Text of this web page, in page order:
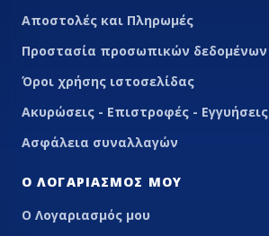
Αποστολές και Πληρωμές
Προστασία προσωπικών δεδομένων
Όροι χρήσης ιστοσελίδας
Ακυρώσεις - Επιστροφές - Εγγυήσεις
Ασφάλεια συναλλαγών
Ο ΛΟΓΑΡΙΑΣΜΌΣ ΜΟΥ
Ο Λογαριασμός μου